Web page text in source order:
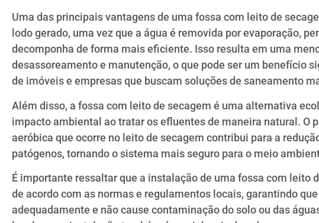
Uma das principais vantagens de uma fossa com leito de
lodo gerado, uma vez que a água é removida por evaporação,
decomponha de forma mais eficiente. Isso resulta em uma
desassoreamento e manutenção, o que pode ser um benefício
de imóveis e empresas que buscam soluções de saneamento
Além disso, a fossa com leito de secagem é uma alternativa
impacto ambiental ao tratar os efluentes de maneira natural. O
aeróbica que ocorre no leito de secagem contribui para a
patógenos, tornando o sistema mais seguro para o meio
É importante ressaltar que a instalação de uma fossa com leito
de acordo com as normas e regulamentos locais, garantindo
adequadamente e não cause contaminação do solo ou das